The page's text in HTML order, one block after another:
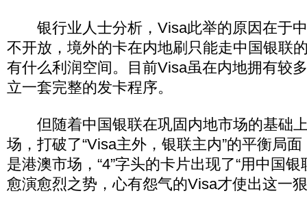
银行业人士分析，Visa此举的原因在于中
不开放，境外的卡在内地刷只能走中国银联
有什么利润空间。目前Visa虽在内地拥有较
立一套完整的发卡程序。
但随着中国银联在巩固内地市场的基础
场，打破了“Visa主外，银联主内”的平衡局
是港澳市场，“4”字头的卡片出现了“用中国
愈演愈烈之势，心有怨气的Visa才使出这一